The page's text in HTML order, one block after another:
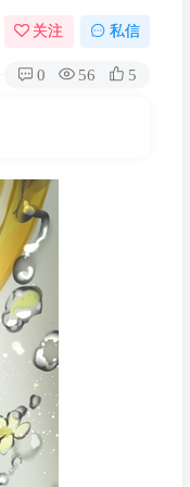
关注 私信
0 56 5